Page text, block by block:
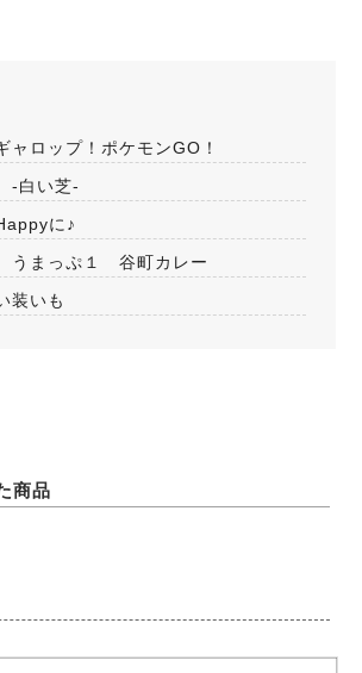
ャロップ！ポケモンGO！
白い芝-
に♪
うまっぷ１ 谷町カレー
装いも
商品